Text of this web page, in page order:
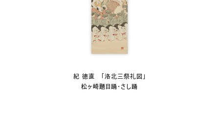
紀 徳直 「洛北三祭礼図」
松ヶ崎題目踊・さし踊